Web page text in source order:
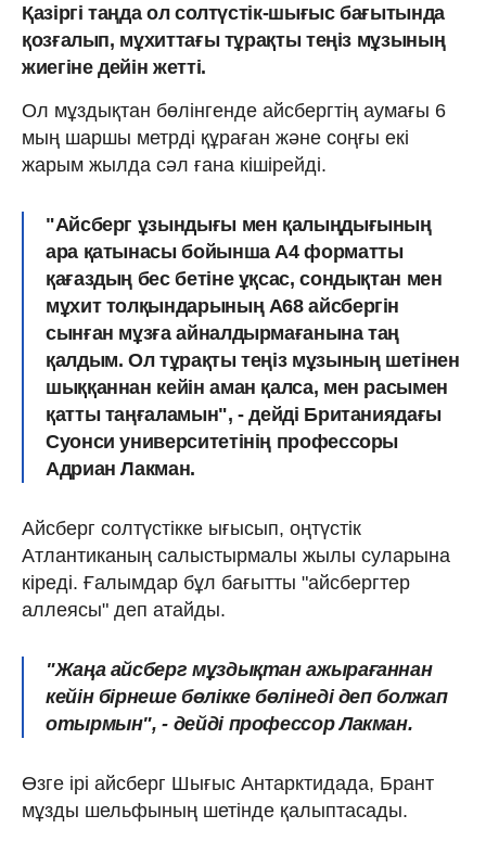
Қазіргі таңда ол солтүстік-шығыс бағытында
қозғалып, мұхиттағы тұрақты теңіз мұзының
жиегіне дейін жетті.
Ол мұздықтан бөлінгенде айсбергтің аумағы 6
мың шаршы метрді құраған және соңғы екі
жарым жылда сәл ғана кішірейді.
"Айсберг ұзындығы мен қалыңдығының
ара қатынасы бойынша A4 форматты
қағаздың бес бетіне ұқсас, сондықтан мен
мұхит толқындарының А68 айсбергін
сынған мұзға айналдырмағанына таң
қалдым. Ол тұрақты теңіз мұзының шетінен
шыққаннан кейін аман қалса, мен расымен
қатты таңғаламын", - дейді Британиядағы
Суонси университетінің профессоры
Адриан Лакман.
Айсберг солтүстікке ығысып, оңтүстік
Атлантиканың салыстырмалы жылы суларына
кіреді. Ғалымдар бұл бағытты "айсбергтер
аллеясы" деп атайды.
"Жаңа айсберг мұздықтан ажырағаннан
кейін бірнеше бөлікке бөлінеді деп болжап
отырмын", - дейді профессор Лакман.
Өзге ірі айсберг Шығыс Антарктидада, Брант
мұзды шельфының шетінде қалыптасады.